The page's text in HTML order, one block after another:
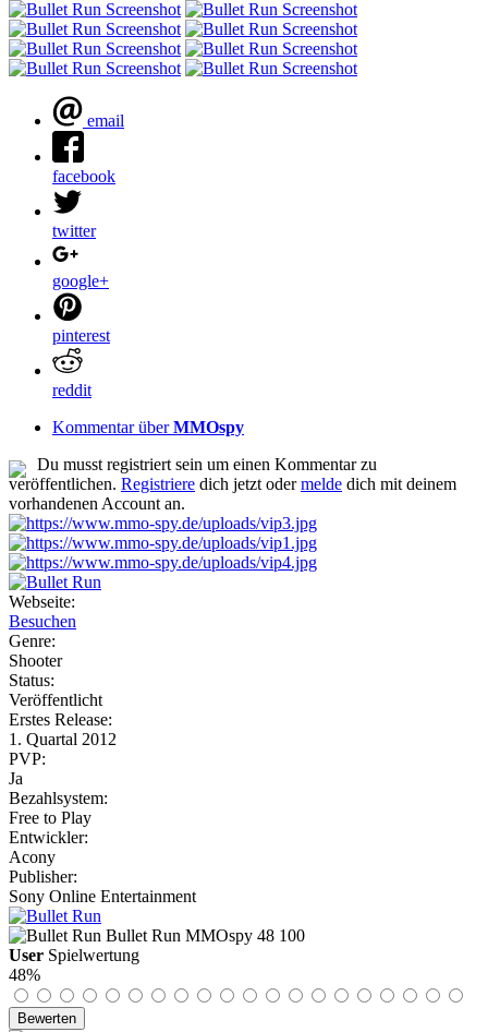
email
facebook
twitter
google+
pinterest
reddit
Kommentar überMMOspy
Du musst registriert sein um einen Kommentar zu
veröffentlichen. Registriere dich jetzt odermelde dich mit deinem
vorhandenen Account an.
Webseite:
Besuchen
Genre:
Shooter
Status:
Veröffentlicht
Erstes Release:
1. Quartal 2012
PVP:
Ja
Bezahlsystem:
Free to Play
Entwickler:
Acony
Publisher:
Sony Online Entertainment
Bullet Run MMOspy 48 100
User Spielwertung
48%